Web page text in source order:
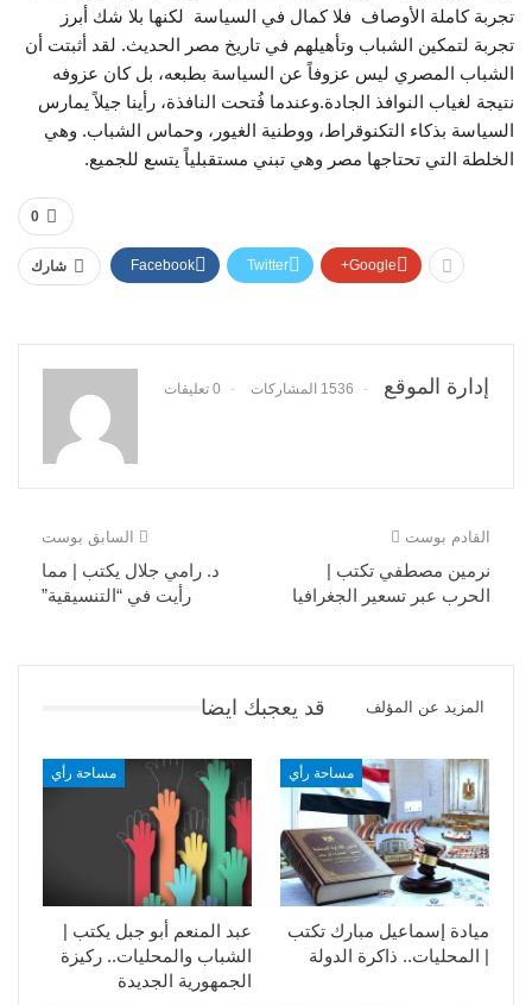
تجربة كاملة الأوصاف فلا كمال في السياسة لكنها بلا شك أبرز
تجربة لتمكين الشباب وتأهيلهم في تاريخ مصر الحديث. لقد أثبتت أن
الشباب المصري ليس عزوفاً عن السياسة بطبعه، بل كان عزوفه
نتيجة لغياب النوافذ الجادة.وعندما فُتحت النافذة، رأينا جيلاً يمارس
السياسة بذكاء التكنوقراط، ووطنية الغيور، وحماس الشباب. وهي
الخلطة التي تحتاجها مصر وهي تبني مستقبلياً يتسع للجميع.
0
شارك Facebook Twitter Google+
إدارة الموقع 1536 المشاركات 0 تعليقات
السابق بوست
د. رامي جلال يكتب | مما
رأيت في “التنسيقية”
القادم بوست
نرمين مصطفي تكتب |
الحرب عبر تسعير الجغرافيا
قد يعجبك ايضا المزيد عن المؤلف
مساحة رأي
عبد المنعم أبو جبل يكتب |
الشباب والمحليات.. ركيزة
الجمهورية الجديدة
مساحة رأي
ميادة إسماعيل مبارك تكتب
| المحليات.. ذاكرة الدولة